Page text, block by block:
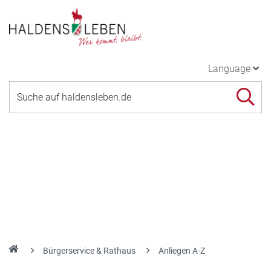
Language
Bürgerservice & Rathaus Anliegen A-Z